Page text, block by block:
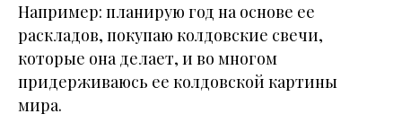
Например: планирую год на основе ее
раскладов, покупаю колдовские свечи,
которые она делает, и во многом
придерживаюсь ее колдовской картины
мира.